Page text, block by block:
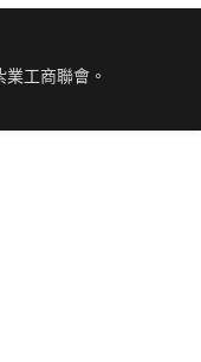
工商聯會。